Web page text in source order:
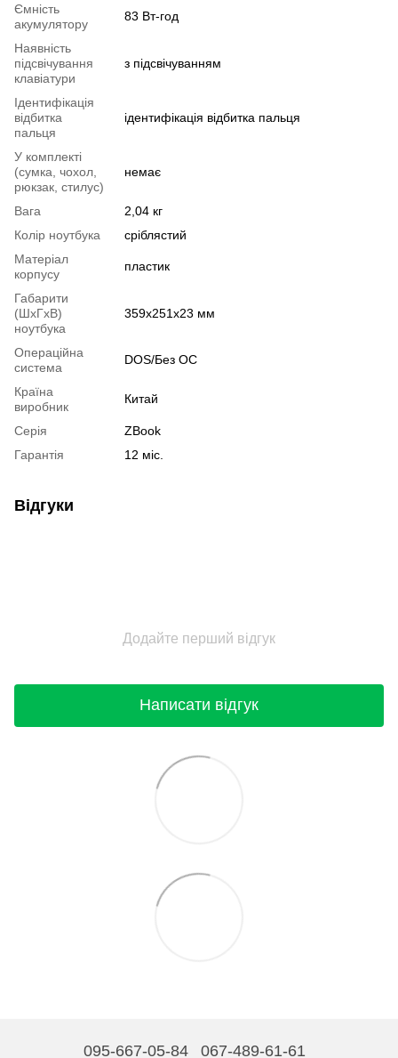
Ємність
акумулятору
83 Вт-год
Наявність
підсвічування
клавіатури
з підсвічуванням
Ідентифікація
відбитка
пальця
ідентифікація відбитка пальця
У комплекті
(сумка, чохол,
рюкзак, стилус)
немає
Вага
2,04 кг
Колір ноутбука
сріблястий
Матеріал
корпусу
пластик
Габарити
(ШхГхВ)
ноутбука
359х251х23 мм
Операційна
система
DOS/Без ОС
Країна
виробник
Китай
Серія
ZBook
Гарантія
12 міс.
Відгуки
Додайте перший відгук
Написати відгук
095-667-05-84 067-489-61-61